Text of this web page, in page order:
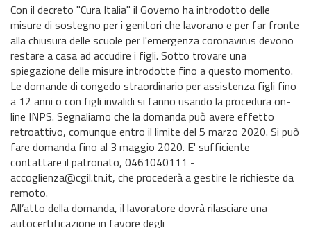
Con il decreto "Cura Italia" il Governo ha introdotto delle
misure di sostegno per i genitori che lavorano e per far fronte
alla chiusura delle scuole per l'emergenza coronavirus devono
restare a casa ad accudire i figli. Sotto trovare una
spiegazione delle misure introdotte fino a questo momento.
Le domande di congedo straordinario per assistenza figli fino
a 12 anni o con figli invalidi si fanno usando la procedura on-
line INPS. Segnaliamo che la domanda può avere effetto
retroattivo, comunque entro il limite del 5 marzo 2020. Si può
fare domanda fino al 3 maggio 2020. E' sufficiente
contattare il patronato, 0461040111 -
accoglienza@cgil.tn.it, che procederà a gestire le richieste da
remoto.
All’atto della domanda, il lavoratore dovrà rilasciare una
autocertificazione in favore degli